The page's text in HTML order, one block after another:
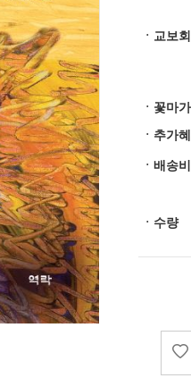
ㆍ교보
ㆍ꽃마가
ㆍ추가
ㆍ배송비
ㆍ수량